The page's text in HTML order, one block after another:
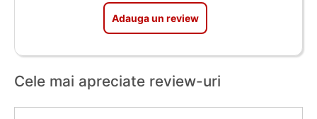
Adauga un review
Cele mai apreciate review-uri